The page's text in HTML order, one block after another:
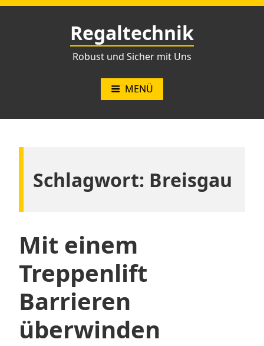
Zum
Regaltechnik
Robust und Sicher mit Uns
MENÜ
Schlagwort: Breisgau
Mit einem
Treppenlift
Barrieren
überwinden